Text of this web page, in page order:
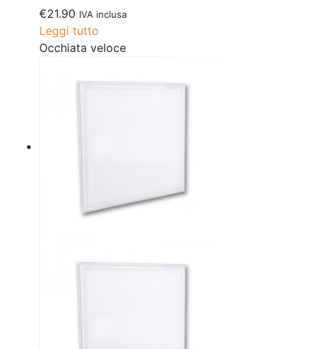
€21.90 IVA inclusa
Leggi tutto
Occhiata veloce